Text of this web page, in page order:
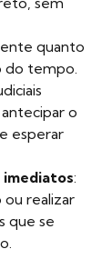
quanto
do tempo.
o
esperar
:
ou realizar
que se